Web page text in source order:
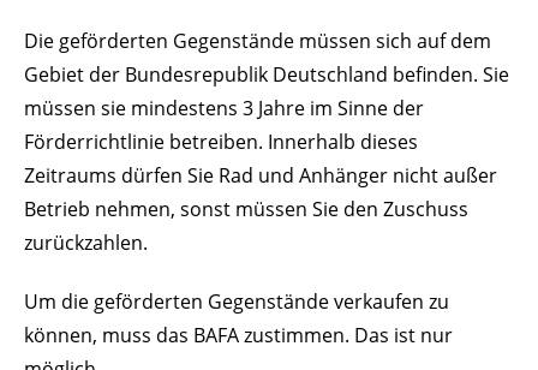
Die geförderten Gegenstände müssen sich auf dem
Gebiet der Bundesrepublik Deutschland befinden. Sie
müssen sie mindestens 3 Jahre im Sinne der
Förderrichtlinie betreiben. Innerhalb dieses
Zeitraums dürfen Sie Rad und Anhänger nicht außer
Betrieb nehmen, sonst müssen Sie den Zuschuss
zurückzahlen.
Um die geförderten Gegenstände verkaufen zu
können, muss das BAFA zustimmen. Das ist nur